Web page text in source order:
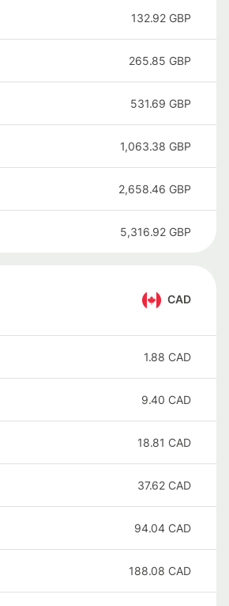
132.92 GBP
265.85 GBP
531.69 GBP
1,063.38 GBP
2,658.46 GBP
5,316.92 GBP
CAD
1.88 CAD
9.40 CAD
18.81 CAD
37.62 CAD
94.04 CAD
188.08 CAD